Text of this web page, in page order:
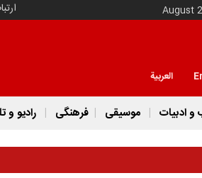
العربية
و ادبیات موسیقی فرهنگی رادیو و